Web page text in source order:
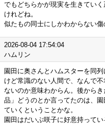
でもどちらかが現実を生きてい
けれどね。
似たもの同士にしかわからない
2026-08-04 17:54:04
ハムリン
園田に奥さんとハムスターを同
けど常識のない人間で、なんで
ないのか意味わからん。後から
品」どうのとか言ってたのは、
ていくということかな。
園田はだいぶ咲子に好意持って